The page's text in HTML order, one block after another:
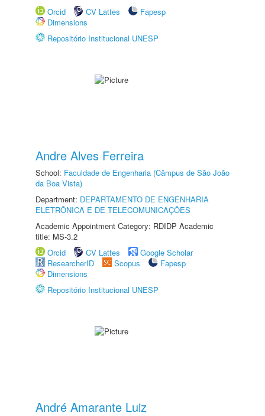
Orcid
CV Lattes
Fapesp
Dimensions
Repositório Institucional UNESP
Andre Alves Ferreira
School: Faculdade de Engenharia (Câmpus de São João
da Boa Vista)
Department: DEPARTAMENTO DE ENGENHARIA
ELETRÔNICA E DE TELECOMUNICAÇÕES
Academic Appointment Category: RDIDP Academic
title: MS-3.2
Orcid
CV Lattes
Google Scholar
ResearcherID
Scopus
Fapesp
Dimensions
Repositório Institucional UNESP
André Amarante Luiz